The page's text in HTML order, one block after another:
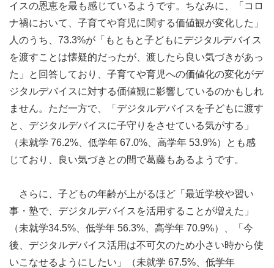
イスの恩恵を最も感じているようです。ちなみに、「コロ
ナ禍において、子育てや育児に関する価値観が変化した」
人のうち、73.3%が「もともと子どもにデジタルデバイス
を渡すことは懐疑的だったが、渡したら良い気づきがあっ
た」と回答しており、子育てや育児への価値化の変化がデ
ジタルデバイスに対する価値観に影響しているのかもしれ
ません。ただ一方で、「デジタルデバイスを子どもに渡す
と、デジタルデバイスに子守りをさせている気がする」
（未就学 76.2%、低学年 67.0%、高学年 53.9%）とも感
じており、良い気づきとの間で葛藤もあるようです。
さらに、子どもの年齢が上がるほど「最近学校や習い
事・塾で、デジタルデバイスを活用することが増えた」
（未就学34.5%、低学年 56.3%、高学年 70.9%）、「今
後、デジタルデバイス活用は不可欠のため小さい時から使
いこなせるようにしたい」（未就学 67.5%、低学年